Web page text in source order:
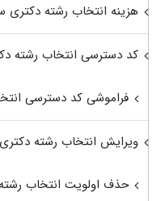
هزینه انتخاب رشته دکتری
کد دسترسی انتخاب رشته
فراموشی کد دسترسی
ویرایش انتخاب رشته دکتری
حذف اولویت انتخاب